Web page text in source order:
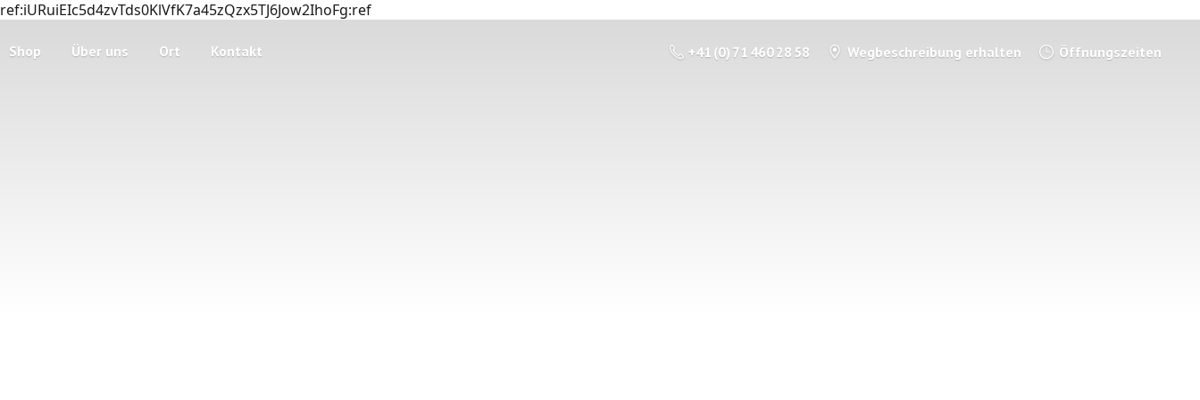
ref:iURuiEIc5d4zvTds0KlVfK7a45zQzx5TJ6Jow2IhoFg:ref
Shop Über uns Ort Kontakt +41 (0) 71 460 28 58 Wegbeschreibung erhalten Öffnungszeiten